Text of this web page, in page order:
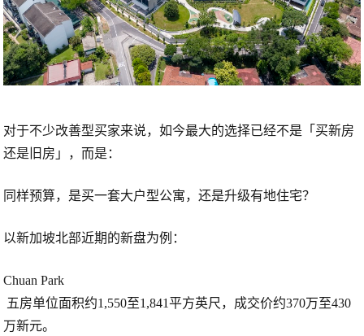
对于不少改善型买家来说，如今最大的选择已经不是「买新房
还是旧房」，而是：
同样预算，是买一套大户型公寓，还是升级有地住宅？
以新加坡北部近期的新盘为例：
Chuan Park
五房单位面积约1,550至1,841平方英尺，成交价约370万至430
万新元。